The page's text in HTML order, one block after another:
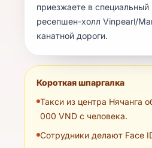
приезжаете в специальный
ресепшен-холл Vinpearl/
канатной дороги.
Короткая шпаргалка
Такси из центра Нячанга
000 VND с человека.
Сотрудники делают Face